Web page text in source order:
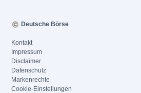
Deutsche Börse
Kontakt
Impressum
Disclaimer
Datenschutz
Markenrechte
Cookie-Einstellungen